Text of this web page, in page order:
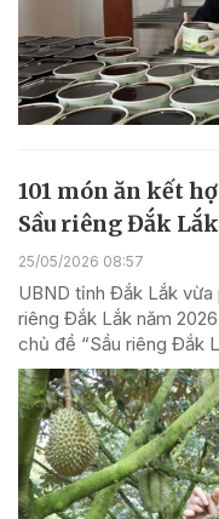
101 món ăn kết
Sầu riêng Đắk Lắk
25/05/2026 08:57
UBND tỉnh Đắk Lắk
riêng Đắk Lắk năm
chủ đề “Sầu riêng Đắk